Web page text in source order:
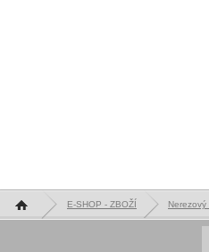
Hlavní stránka E-SHOP - ZBOŽÍ